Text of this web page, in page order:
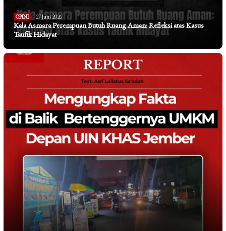
OPINI 27 Juni 2026
Kala Asmara Perempuan Butuh Ruang Aman: Refleksi atas Kasus
Taufik Hidayat